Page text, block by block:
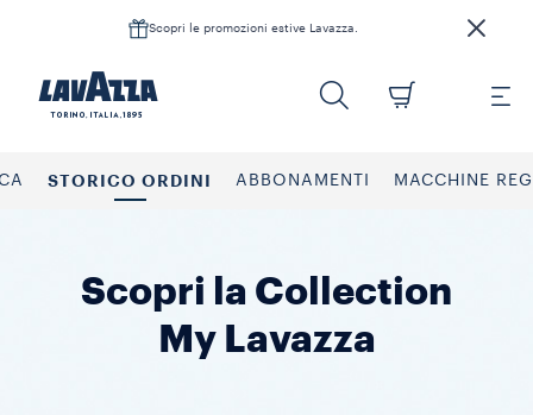
Scopri le promozioni estive Lavazza.
STORICO ORDINI ABBONAMENTI MACCHINE
Scopri la Collection
My Lavazza